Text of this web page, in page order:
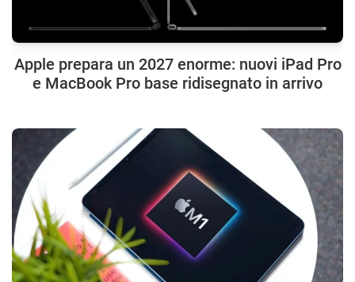
Apple prepara un 2027 enorme: nuovi iPad Pro
e MacBook Pro base ridisegnato in arrivo